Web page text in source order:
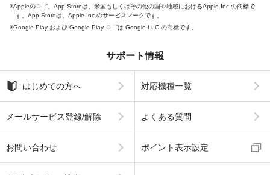
Appleのロゴ、App Storeは、米国もしくはその他の国や地域におけるApple Inc.の商標で
す。App Storeは、Apple Inc.のサービスマークです。
Google Play および Google Play ロゴは Google LLC の商標です。
サポート情報
はじめての方へ 対応機種一覧
メールサービス登録/解除 よくある質問
お問い合わせ ポイント表示設定